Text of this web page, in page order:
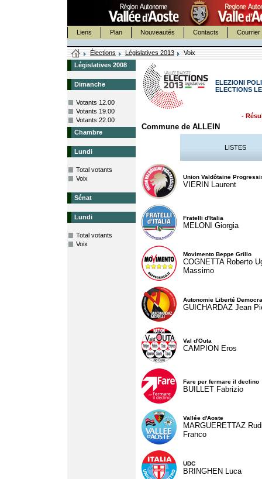
Liens Plan Nouveautés Contacts Courrier
Élections Législatives 2013
Voix
Législatives 2008
Dimanche
Votants 12.00
Votants 19.00
Votants 22.00
Chambre
Lundi
Total votants
Voix
Sénat
Lundi
Total votants
Voix
ELEZIONI
ELECTIONS
-
Commune de ALLEIN
LISTES
Union Valdôtaine
VIERIN Laurent
Fratelli d'Italia
MELONI Giorgia
Movimento Beppe Grillo
COGNETTA Roberto
Massimo
Autonomie Liberté
GUICHARDAZ Jean
Val d'Outa
CAMPION Eros
Fare per fermare il declino
BUILLET Fabrizio
Vallée d'Aoste
MARGUERETTAZ
Franco
UDC
BRINGHEN Luca